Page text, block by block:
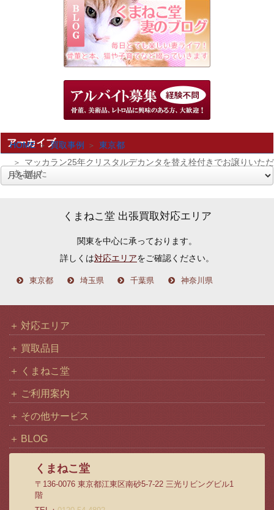
HOME 買取事例
東京都
マッカラン25年クリスタルデカンタを替え栓付きでお譲りいただ
きました
アーカイブ
くまねこ堂 出張買取対応エリア
関東を中心に承っております。
詳しくは対応エリアをご確認ください。
東京都 埼玉県 千葉県 神奈川県
対応エリア
買取品目
くまねこ堂
ご利用案内
その他サービス
BLOG
くまねこ堂
〒136-0076 東京都江東区南砂5-7-22 三光リビングビル1
階